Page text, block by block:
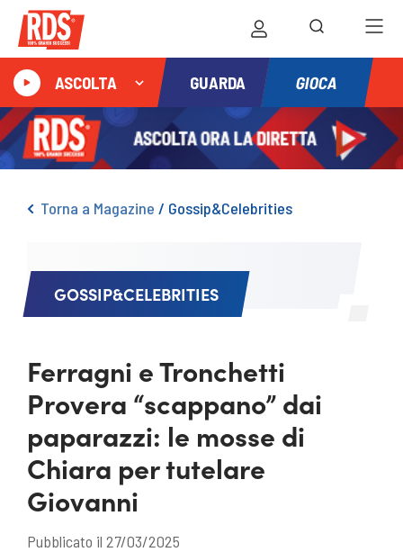
ASCOLTA GUARDA GIOCA
Torna a Magazine / Gossip&Celebrities
GOSSIP&CELEBRITIES
Ferragni e Tronchetti
Provera “scappano” dai
paparazzi: le mosse di
Chiara per tutelare
Giovanni
Pubblicato il 27/03/2025